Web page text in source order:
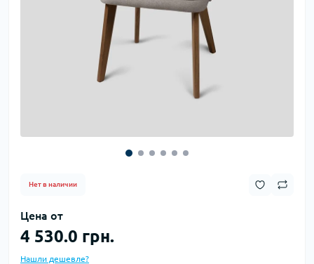
Нет в наличии
Цена от
4 530.0 грн.
Нашли дешевле?